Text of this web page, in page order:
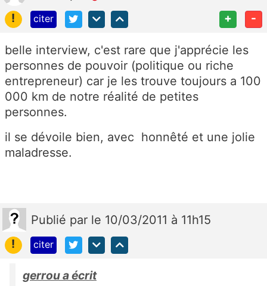
!
citer + -
belle interview, c'est rare que j'apprécie les
personnes de pouvoir (politique ou riche
entrepreneur) car je les trouve toujours a 100
000 km de notre réalité de petites
personnes.
il se dévoile bien, avec honnêté et une jolie
maladresse.
Publié par le 10/03/2011 à 11h15
!
citer
gerrou a écrit